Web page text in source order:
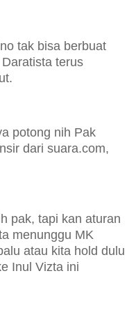
tak bisa berbuat
terus
potong nih Pak
dari suara.com,
pak, tapi kan aturan
menunggu MK
atau kita hold dulu
Inul Vizta ini